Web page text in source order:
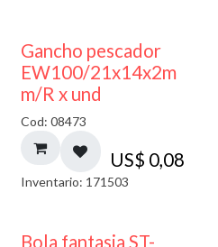
Gancho pescador
EW100/21x14x2m
m/R x und
Cod: 08473
US$ 0,08
Inventario: 171503
Bola fantasia ST-